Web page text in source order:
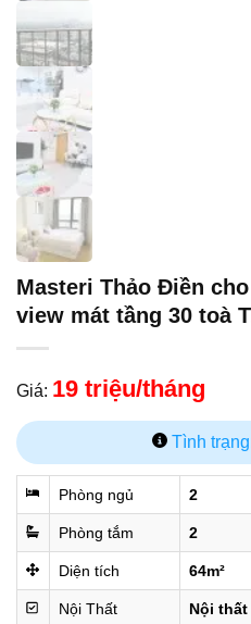
Masteri Thảo Điền
view mát tầng 30 toà
Giá: 19 triệu/tháng
Tình
Phòng ngủ 2
Phòng tắm 2
Diện tích 64m²
Nội Thất Nội